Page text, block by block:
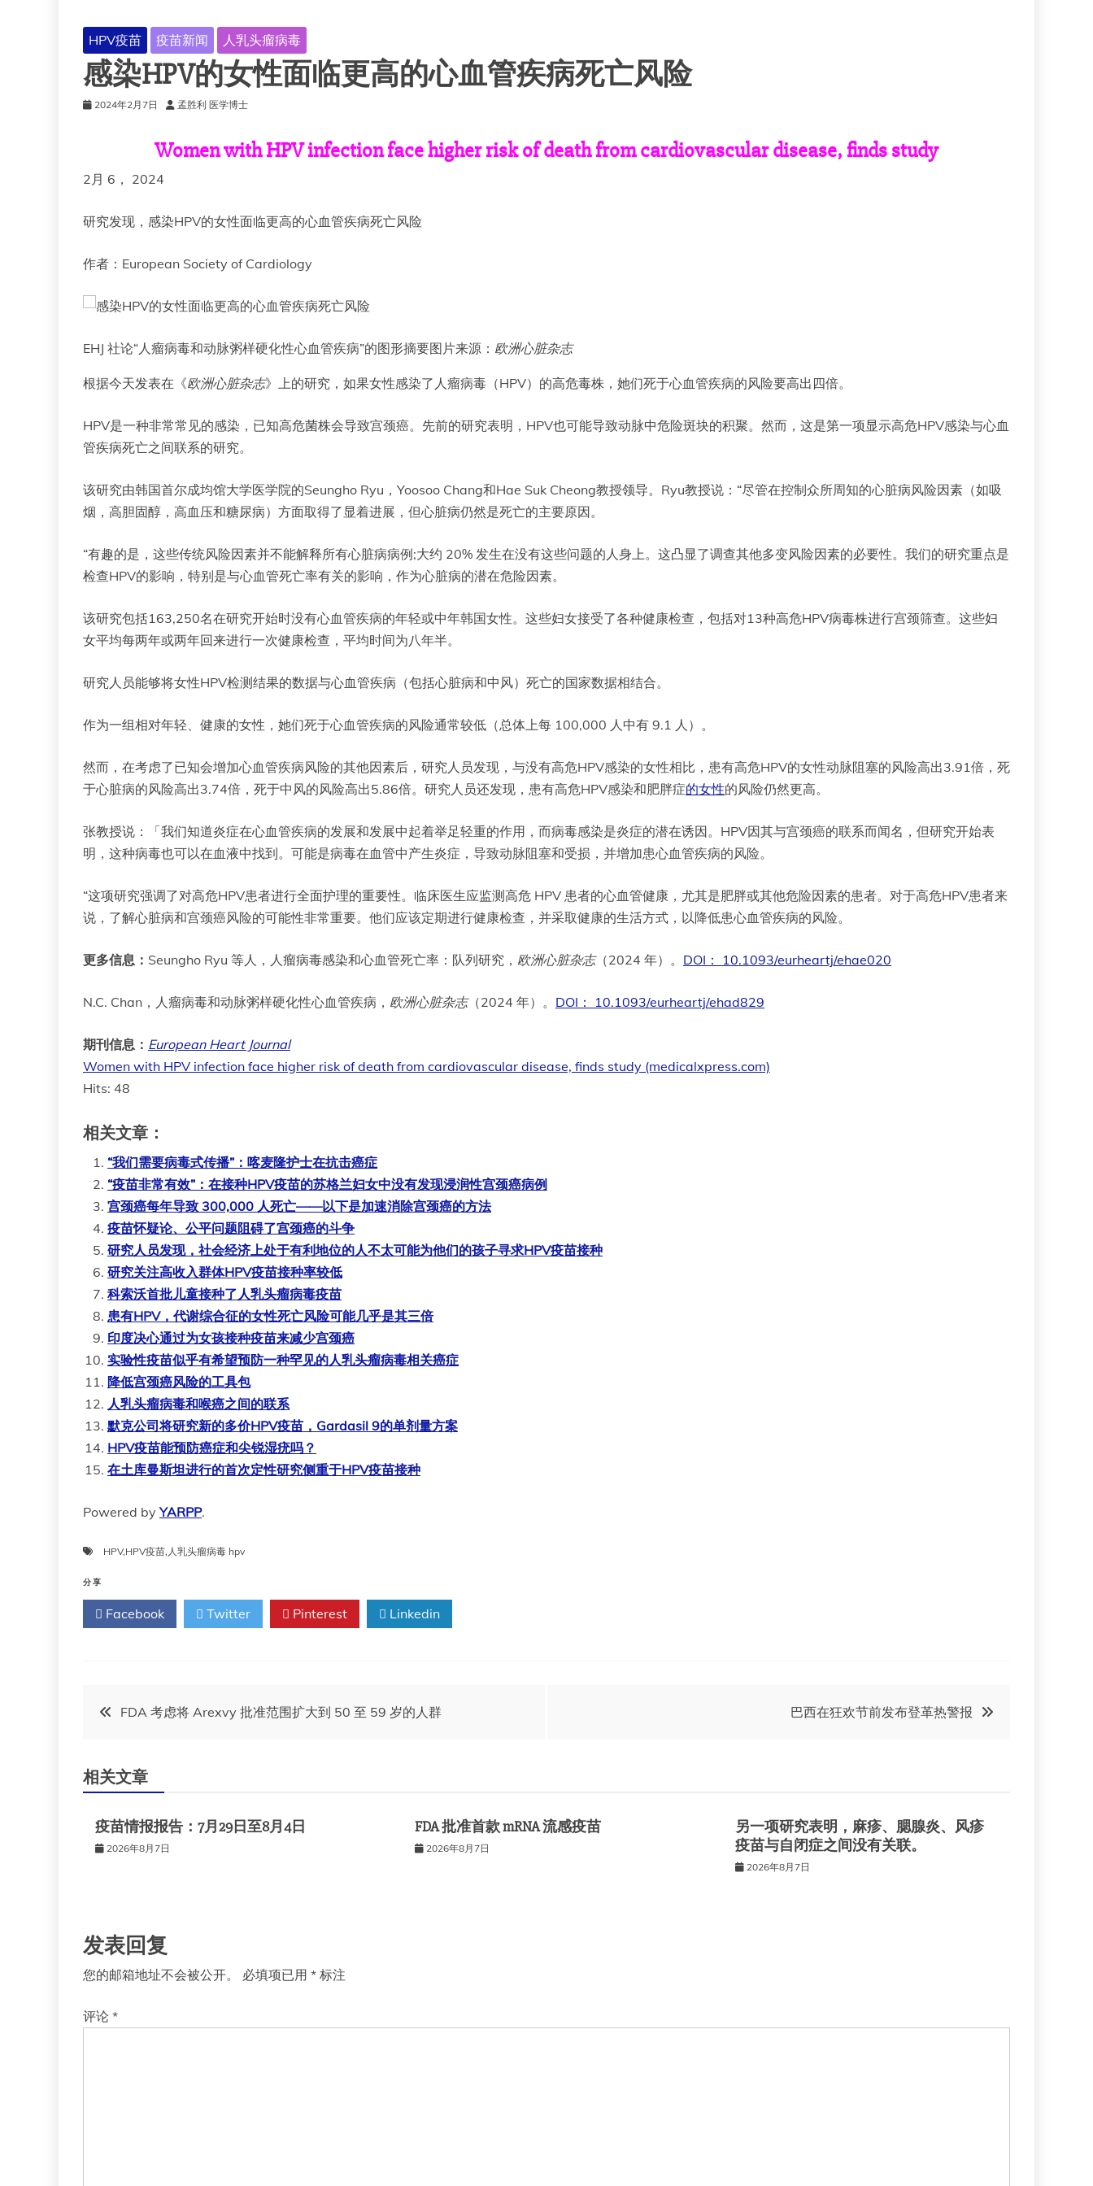
HPV疫苗 疫苗新闻 人乳头瘤病毒
感染HPV的女性面临更高的心血管疾病死亡风险
2024年2月7日 孟胜利 医学博士
Women with HPV infection face higher risk of death from cardiovascular disease, finds study
2月 6， 2024
研究发现，感染HPV的女性面临更高的心血管疾病死亡风险
作者：European Society of Cardiology
EHJ 社论“人瘤病毒和动脉粥样硬化性心血管疾病”的图形摘要图片来源： 欧洲心脏杂志
根据今天发表在《欧洲心脏杂志》上的研究，如果女性感染了人瘤病毒（HPV）的高危毒株，她们死于心血管疾病的风险要高出四倍。
HPV是一种非常常见的感染，已知高危菌株会导致宫颈癌。先前的研究表明，HPV也可能导致动脉中危险斑块的积聚。然而，这是第一项显示高危HPV感染与心血
管疾病死亡之间联系的研究。
该研究由韩国首尔成均馆大学医学院的Seungho Ryu，Yoosoo Chang和Hae Suk Cheong教授领导。Ryu教授说：“尽管在控制众所周知的心脏病风险因素（如吸
烟，高胆固醇，高血压和糖尿病）方面取得了显着进展，但心脏病仍然是死亡的主要原因。
“有趣的是，这些传统风险因素并不能解释所有心脏病病例;大约 20% 发生在没有这些问题的人身上。这凸显了调查其他多变风险因素的必要性。我们的研究重点是
检查HPV的影响，特别是与心血管死亡率有关的影响，作为心脏病的潜在危险因素。
该研究包括163,250名在研究开始时没有心血管疾病的年轻或中年韩国女性。这些妇女接受了各种健康检查，包括对13种高危HPV病毒株进行宫颈筛查。这些妇
女平均每两年或两年回来进行一次健康检查，平均时间为八年半。
研究人员能够将女性HPV检测结果的数据与心血管疾病（包括心脏病和中风）死亡的国家数据相结合。
作为一组相对年轻、健康的女性，她们死于心血管疾病的风险通常较低（总体上每 100,000 人中有 9.1 人）。
然而，在考虑了已知会增加心血管疾病风险的其他因素后，研究人员发现，与没有高危HPV感染的女性相比，患有高危HPV的女性动脉阻塞的风险高出3.91倍，死
于心脏病的风险高出3.74倍，死于中风的风险高出5.86倍。研究人员还发现，患有高危HPV感染和肥胖症的女性的风险仍然更高。
张教授说：「我们知道炎症在心血管疾病的发展和发展中起着举足轻重的作用，而病毒感染是炎症的潜在诱因。HPV因其与宫颈癌的联系而闻名，但研究开始表
明，这种病毒也可以在血液中找到。可能是病毒在血管中产生炎症，导致动脉阻塞和受损，并增加患心血管疾病的风险。
“这项研究强调了对高危HPV患者进行全面护理的重要性。临床医生应监测高危 HPV 患者的心血管健康，尤其是肥胖或其他危险因素的患者。对于高危HPV患者来
说，了解心脏病和宫颈癌风险的可能性非常重要。他们应该定期进行健康检查，并采取健康的生活方式，以降低患心血管疾病的风险。
更多信息： Seungho Ryu 等人，人瘤病毒感染和心血管死亡率：队列研究， 欧洲心脏杂志（2024 年）。 DOI： 10.1093/eurheartj/ehae020
N.C. Chan，人瘤病毒和动脉粥样硬化性心血管疾病， 欧洲心脏杂志（2024 年）。 DOI： 10.1093/eurheartj/ehad829
期刊信息： European Heart Journal
Women with HPV infection face higher risk of death from cardiovascular disease, finds study (medicalxpress.com)
Hits: 48
相关文章：
“我们需要病毒式传播”：喀麦隆护士在抗击癌症
“疫苗非常有效”：在接种HPV疫苗的苏格兰妇女中没有发现浸润性宫颈癌病例
宫颈癌每年导致 300,000 人死亡——以下是加速消除宫颈癌的方法
疫苗怀疑论、公平问题阻碍了宫颈癌的斗争
研究人员发现，社会经济上处于有利地位的人不太可能为他们的孩子寻求HPV疫苗接种
研究关注高收入群体HPV疫苗接种率较低
科索沃首批儿童接种了人乳头瘤病毒疫苗
患有HPV，代谢综合征的女性死亡风险可能几乎是其三倍
印度决心通过为女孩接种疫苗来减少宫颈癌
实验性疫苗似乎有希望预防一种罕见的人乳头瘤病毒相关癌症
降低宫颈癌风险的工具包
人乳头瘤病毒和喉癌之间的联系
默克公司将研究新的多价HPV疫苗，Gardasil 9的单剂量方案
HPV疫苗能预防癌症和尖锐湿疣吗？
在土库曼斯坦进行的首次定性研究侧重于HPV疫苗接种
Powered byYARPP.
HPV,HPV疫苗, 人乳头瘤病毒 hpv
分享
Facebook Twitter Pinterest Linkedin
文
导
航
FDA 考虑将 Arexvy 批准范围扩大到 50 至 59 岁的人群 巴西在狂欢节前发布登革热警报
相关文章
疫苗情报报告：7月29日至8月4日
2026年8月7日
FDA 批准首款 mRNA 流感疫苗
2026年8月7日
另一项研究表明，麻疹、腮腺炎、风疹
疫苗与自闭症之间没有关联。
2026年8月7日
发表回复
您的邮箱地址不会被公开。 必填项已用 * 标注
评论 *